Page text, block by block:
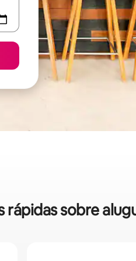
rápidas sobre